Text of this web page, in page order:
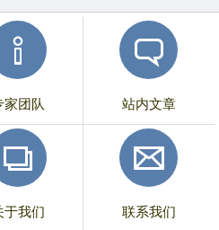
家团队 站内文章
于我们 联系我们